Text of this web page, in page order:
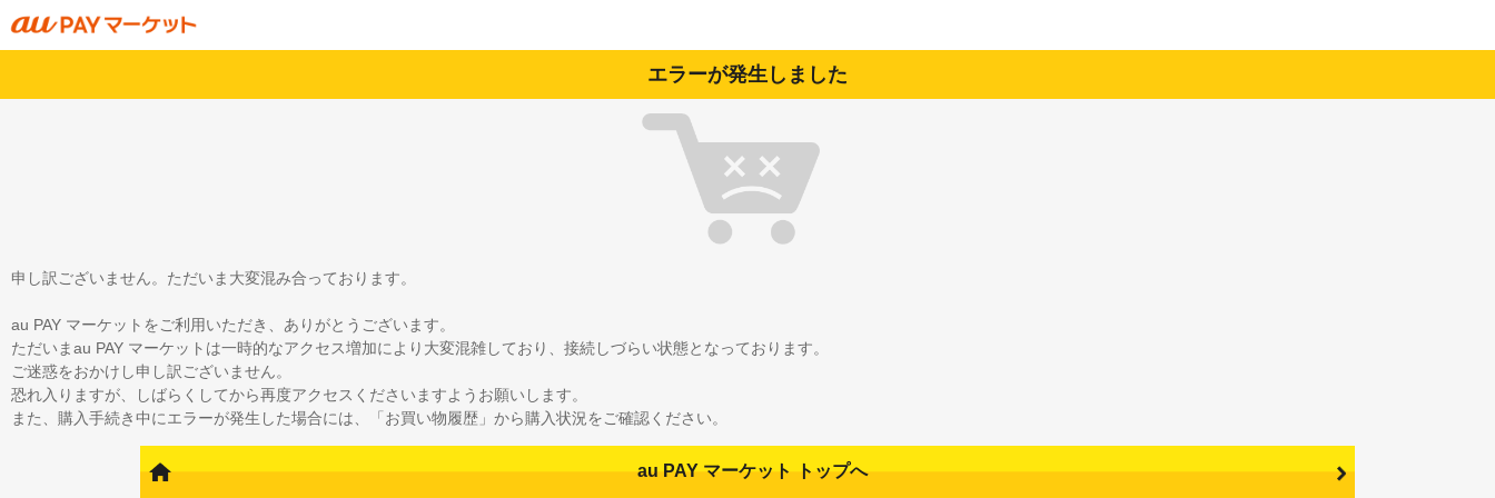
エラーが発生しました
申し訳ございません。ただいま大変混み合っております。
au PAY マーケットをご利用いただき、ありがとうございます。
ただいまau PAY マーケットは一時的なアクセス増加により大変混雑しており、接続しづらい状態となっております。
ご迷惑をおかけし申し訳ございません。
恐れ入りますが、しばらくしてから再度アクセスくださいますようお願いします。
また、購入手続き中にエラーが発生した場合には、「お買い物履歴」から購入状況をご確認ください。
au PAY マーケット トップへ